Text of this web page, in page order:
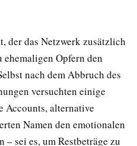
der das Netzwerk zusätzlich
ehemaligen Opfern den
nach dem Abbruch des
versuchten einige
Accounts, alternative
Namen den emotionalen
sei es, um Restbeträge zu